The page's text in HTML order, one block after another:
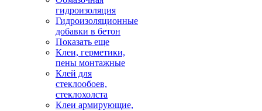
гидроизоляция
Гидроизоляционные
добавки в бетон
Показать еще
Клеи, герметики,
пены монтажные
Клей для
стеклообоев,
стеклохолста
Клеи армирующие,